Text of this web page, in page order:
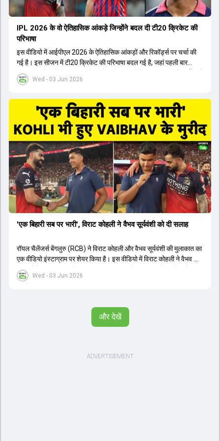
Wed - 03 Jun 2026
IPL 2026 के वो ऐतिहासिक आंकड़े जिन्होंने बदल दी टी20 क्रिकेट की
परिभाषा
इस वीडियो में आईपीएल 2026 के ऐतिहासिक आंकड़ों और रिकॉर्ड्स पर चर्चा की
गई है। इस सीजन में टी20 क्रिकेट की परिभाषा बदल गई है, जहां पहली बार
भारतीय बल्लेबाजों का स्ट्राइक रेट विदेशी खिलाड़ियों से ज्यादा रहा। पूरे टूर्नामेंट में
1426 छक्के लगे और 65 बार टीमों ने 200 से ज्यादा का स्कोर बनाया, जो एक
स्ट्राइक रेट के साथ मोस्ट वैल्युएबल प्लेयर का खिताब जीता। इसके अलावा पंजाब
और बेंगलुरु के प्रदर्शन के साथ-साथ लक्ष्य का पीछा करने वाली टीमों की सफलता
के आंकड़ों का भी विश्लेषण किया गया है।
Wed - 03 Jun 2026
'एक बिहारी सब पर भारी', विराट कोहली ने वैभव सूर्यवंशी को दी सलाह
रॉयल चैलेंजर्स बेंगलुरु (RCB) ने विराट कोहली और वैभव सूर्यवंशी की मुलाकात का
एक वीडियो इंस्टाग्राम पर शेयर किया है। इस वीडियो में विराट कोहली ने वैभव को
सलाह देते हुए कहा, 'एक बिहारी सब पर भारी। बस गेम खत्म।' कोहली ने उन्हें खुद
पर विश्वास रखने और नकारात्मक बातों पर ध्यान न देने की सलाह दी। आईपीएल
सीरीज खेलेंगे। वहीं, विराट कोहली लंदन रवाना हो गए हैं और अगली वनडे सीरीज में
और देखें